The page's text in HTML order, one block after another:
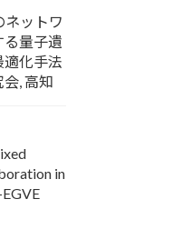
ットワ
る量子遺
化手法
, 高知
in